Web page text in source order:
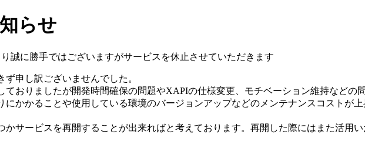
らせ
誠に勝手ではございますがサービスを休止させていただきます
申し訳ございませんでした。
ておりましたが開発時間確保の問題やXAPIの仕様変更、モチベーション維持などの
にかかることや使用している環境のバージョンアップなどのメンテナンスコストが
サービスを再開することが出来ればと考えております。再開した際にはまた活用い